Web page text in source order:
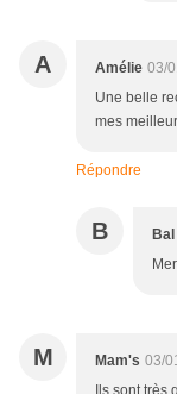
A Amélie 03/
Une belle
mes
Répondre
B
M Mam's 03/